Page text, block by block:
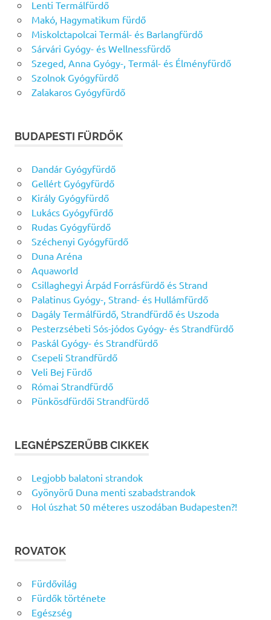
Lenti Termálfürdő
Makó, Hagymatikum fürdő
Miskolctapolcai Termál- és Barlangfürdő
Sárvári Gyógy- és Wellnessfürdő
Szeged, Anna Gyógy-, Termál- és Élményfürdő
Szolnok Gyógyfürdő
Zalakaros Gyógyfürdő
BUDAPESTI FÜRDŐK
Dandár Gyógyfürdő
Gellért Gyógyfürdő
Király Gyógyfürdő
Lukács Gyógyfürdő
Rudas Gyógyfürdő
Széchenyi Gyógyfürdő
Duna Aréna
Aquaworld
Csillaghegyi Árpád Forrásfürdő és Strand
Palatinus Gyógy-, Strand- és Hullámfürdő
Dagály Termálfürdő, Strandfürdő és Uszoda
Pesterzsébeti Sós-jódos Gyógy- és Strandfürdő
Paskál Gyógy- és Strandfürdő
Csepeli Strandfürdő
Veli Bej Fürdő
Római Strandfürdő
Pünkösdfürdői Strandfürdő
LEGNÉPSZERŰBB CIKKEK
Legjobb balatoni strandok
Gyönyörű Duna menti szabadstrandok
Hol úszhat 50 méteres uszodában Budapesten?!
ROVATOK
Fürdővilág
Fürdők története
Egészség